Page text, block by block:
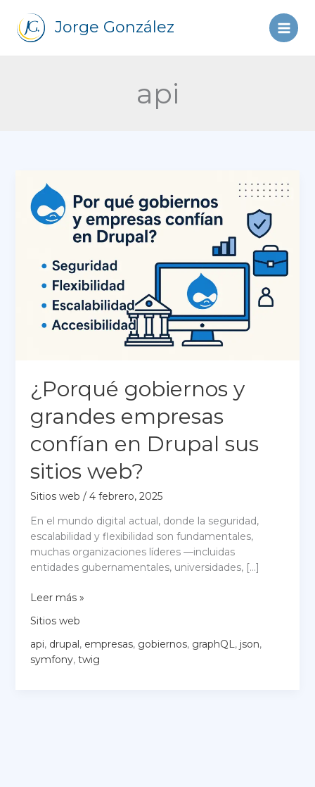
contenido
Jorge González
api
¿Porqué gobiernos y
grandes empresas
confían en Drupal sus
sitios web?
Sitios web / 4 febrero, 2025
En el mundo digital actual, donde la seguridad,
escalabilidad y flexibilidad son fundamentales,
muchas organizaciones líderes —incluidas
entidades gubernamentales, universidades, […]
¿Porqué
y
grandes
empresas
Leer más »
Sitios web
api, drupal, empresas, gobiernos, graphQL, json,
symfony, twig